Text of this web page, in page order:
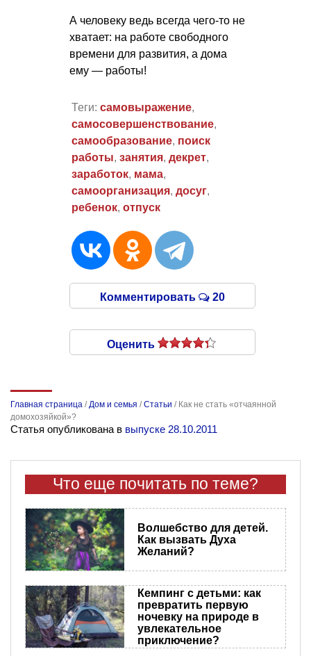
А человеку ведь всегда чего-то не
хватает: на работе свободного
времени для развития, а дома
ему — работы!
Теги: самовыражение,
самосовершенствование,
самообразование, поиск
работы, занятия, декрет,
заработок, мама,
самоорганизация, досуг,
ребенок, отпуск
Комментировать 20
Оценить
Главная страница /Дом и семья /Статьи / Как не стать «отчаянной
домохозяйкой»?
Статья опубликована в выпуске 28.10.2011
Что еще почитать по теме?
Волшебство для детей.
Как вызвать Духа
Желаний?
Кемпинг с детьми: как
превратить первую
ночевку на природе в
увлекательное
приключение?